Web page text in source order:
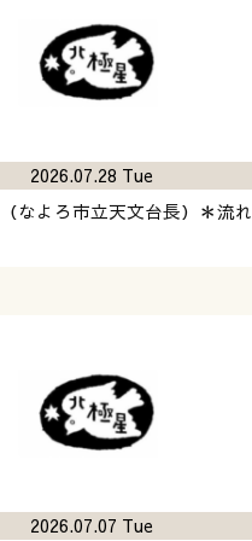
なよろ市立天文台長）＊流れ
2026.07.28 Tue
2026.07.07 Tue